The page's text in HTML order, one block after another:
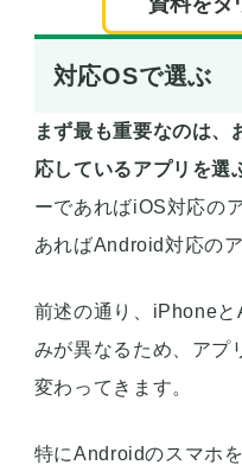
対応OSで選ぶ
まず最も重要なのは、
応しているアプリを選
ーであればiOS対応の
あればAndroid対応の
前述の通り、iPhone
みが異なるため、アプ
変わってきます。
特にAndroidのスマホ